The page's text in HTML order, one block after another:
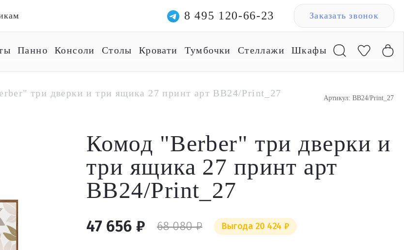
8 495 120-66-23 Заказать звонок
Панно Консоли Столы Кровати Тумбочки Стеллажи Шкафы
три дверки и три ящика 27 принт арт BB24/Print_27
Комод "Berber" три дверки и
три ящика 27 принт арт
BB24/Print_27
Артикул: BB24/Print_27
47 656 ₽ 68 080 ₽ Выгода 20 424 ₽